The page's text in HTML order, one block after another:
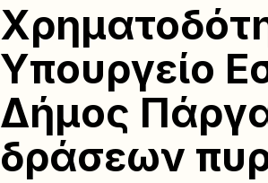
Υπουργείο
Δήμος
δράσεων